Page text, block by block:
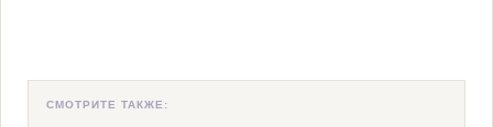
СМОТРИТЕ ТАКЖЕ: